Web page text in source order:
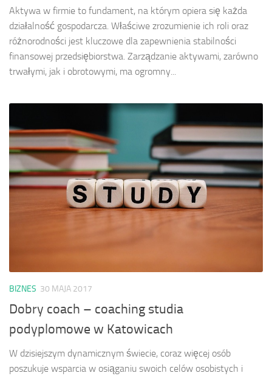
Aktywa w firmie to fundament, na którym opiera się każda
działalność gospodarcza. Właściwe zrozumienie ich roli oraz
różnorodności jest kluczowe dla zapewnienia stabilności
finansowej przedsiębiorstwa. Zarządzanie aktywami, zarówno
trwałymi, jak i obrotowymi, ma ogromny...
BIZNES 30 MAJA 2017
Dobry coach – coaching studia
podyplomowe w Katowicach
W dzisiejszym dynamicznym świecie, coraz więcej osób
poszukuje wsparcia w osiąganiu swoich celów osobistych i